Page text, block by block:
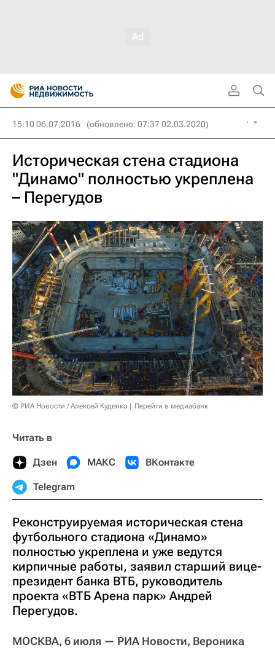
15:10 06.07.2016 (обновлено: 07:37 02.03.2020)
Историческая стена стадиона
"Динамо" полностью укреплена
– Перегудов
© РИА Новости / Алексей Куденко Перейти в медиабанк
Читать в
Дзен МАКС ВКонтакте
Telegram
Реконструируемая историческая стена
футбольного стадиона «Динамо»
полностью укреплена и уже ведутся
кирпичные работы, заявил старший вице-
президент банка ВТБ, руководитель
проекта «ВТБ Арена парк» Андрей
Перегудов.
МОСКВА, 6 июля — РИА Новости, Вероника